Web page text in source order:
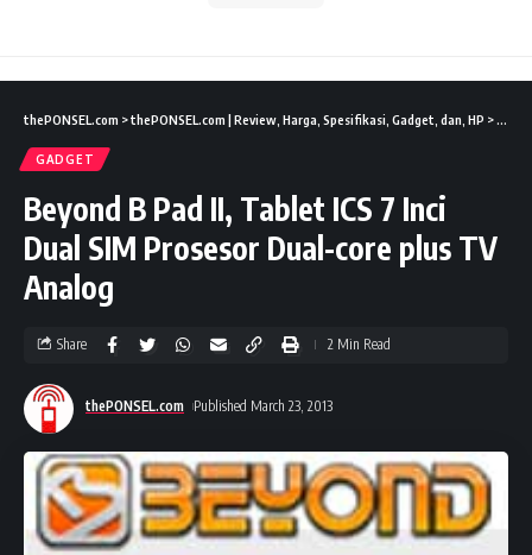
thePONSEL.com >thePONSEL.com | Review, Harga, Spesifikasi, Gadget, dan, HP >
GADGET
Beyond B Pad II, Tablet ICS 7 Inci
Dual SIM Prosesor Dual-core plus TV
Analog
thePONSEL.com Published March 23, 2013
Share 2 Min Read